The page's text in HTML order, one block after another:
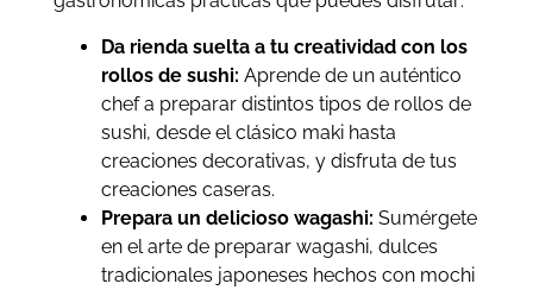
Da rienda suelta a tu creatividad con los
rollos de sushi: Aprende de un auténtico
chef a preparar distintos tipos de rollos de
sushi, desde el clásico maki hasta
creaciones decorativas, y disfruta de tus
creaciones caseras.
Prepara un delicioso wagashi: Sumérgete
en el arte de preparar wagashi, dulces
tradicionales japoneses hechos con mochi